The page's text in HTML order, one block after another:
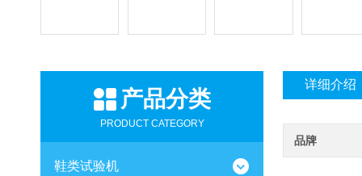
产品分类
PRODUCT CATEGORY
鞋类试验机
详细介绍
品牌